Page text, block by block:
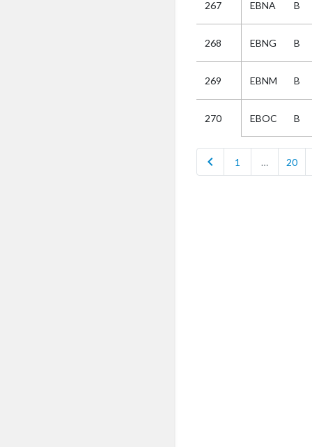
267 EBNA B
268 EBNG B
269 EBNM B
270 EBOC B
chevron_left 1 … 20